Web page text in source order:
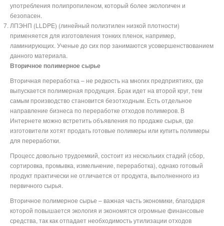
употребления полипропиленом, который более экологичен и
безопасен.
ЛПЭНП (LLDPE) (линейный полиэтилен низкой плотности)
применяется для изготовления тонких пленок, например,
ламинирующих. Ученые до сих пор занимаются усовершенствованием
данного материала.
Вторичное полимерное сырье
Вторичная переработка – не редкость на многих предприятиях, где
выпускается полимерная продукция. Брак идет на второй круг, тем
самым производство становится безотходным. Есть отдельное
направление бизнеса по переработке отходов полимеров. В
Интернете можно встретить объявления по продаже сырья, где
изготовители хотят продать готовые полимеры или купить полимеры
для переработки.
Процесс довольно трудоемкий, состоит из нескольких стадий (сбор,
сортировка, промывка, измельчение, переработка), однако готовый
продукт практически не отличается от продукта, выполненного из
первичного сырья.
Вторичное полимерное сырье – важная часть экономики, благодаря
которой повышается экология и экономятся огромные финансовые
средства, так как отпадает необходимость утилизации отходов